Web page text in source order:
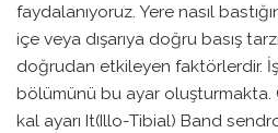
faydalanıyoruz. Yere nasıl
içe veya dışarıya doğru basış
doğrudan etkileyen faktörlerdir.
bölümünü bu ayar
kal ayarı It(Illo-Tibial) Band